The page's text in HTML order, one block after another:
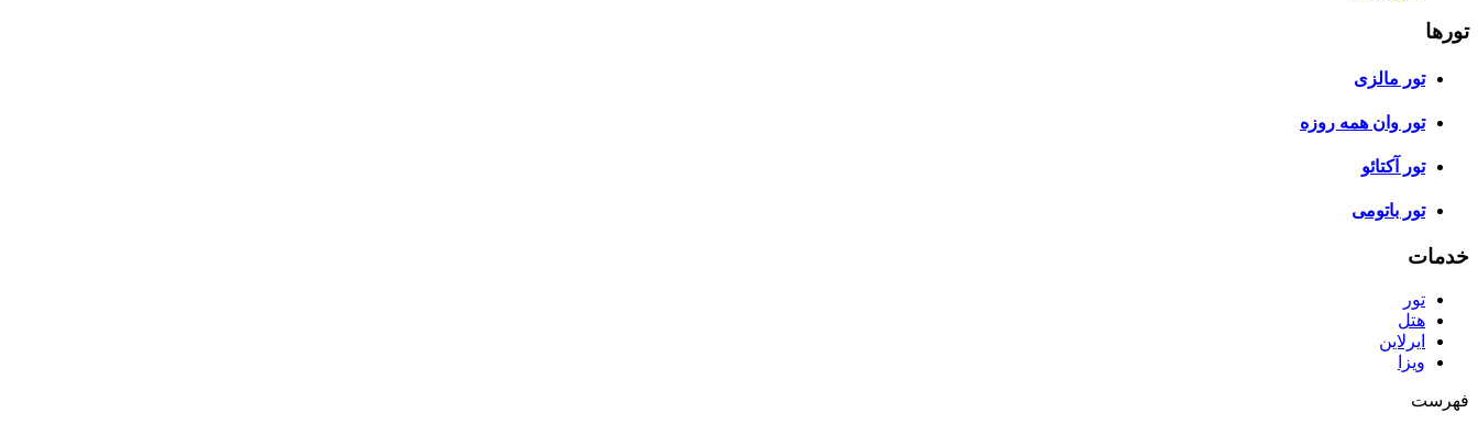
تورها
تور مالزی
تور وان همه روزه
تور آکتائو
تور باتومی
خدمات
تور
هتل
ایرلاین
ویزا
فهرست